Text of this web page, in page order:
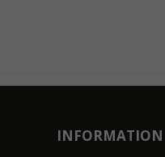
INFORMATION